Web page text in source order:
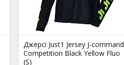
Джерсі Just1 Jersey J-command
Competition Black Yellow Fluo
(S)